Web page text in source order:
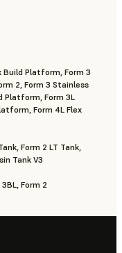
Build Platform, Form 3
2, Form 3 Stainless
Platform, Form 3L
Form 4L Flex
Form 2 LT Tank,
Tank V3
Form 2